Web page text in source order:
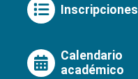
Inscripciones
Calendario
académico